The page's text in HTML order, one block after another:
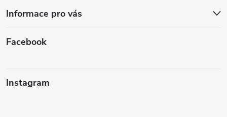
Informace pro vás
Facebook
Instagram